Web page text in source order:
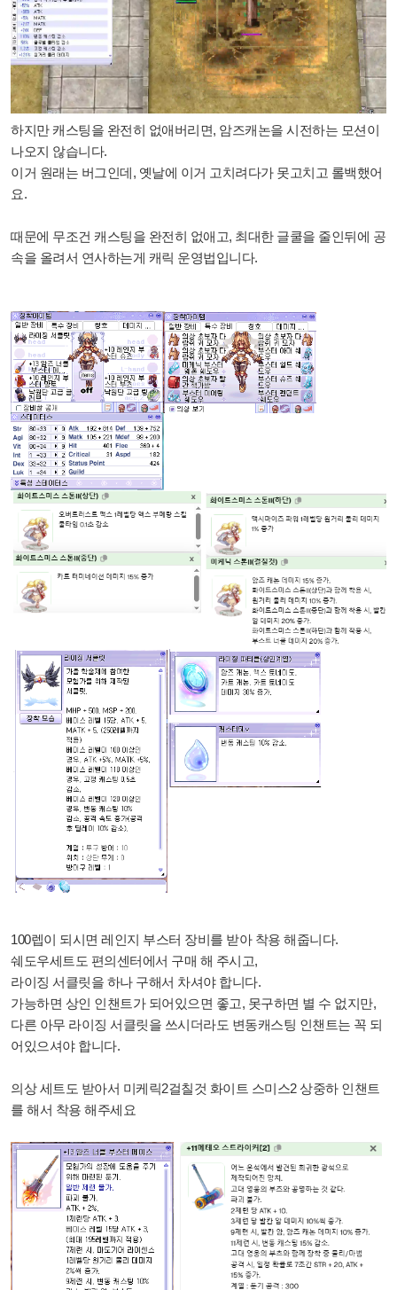
하지만 캐스팅을 완전히 없애버리면, 암즈캐논을 시전하는 모션이
나오지 않습니다.
이거 원래는 버그인데, 옛날에 이거 고치려다가 못고치고 롤백했어
요.
때문에 무조건 캐스팅을 완전히 없애고, 최대한 글쿨을 줄인뒤에 공
속을 올려서 연사하는게 캐릭 운영법입니다.
100렙이 되시면 레인지 부스터 장비를 받아 착용 해줍니다.
쉐도우세트도 편의센터에서 구매 해 주시고,
라이징 서클릿을 하나 구해서 차셔야 합니다.
가능하면 상인 인챈트가 되어있으면 좋고, 못구하면 별 수 없지만,
다른 아무 라이징 서클릿을 쓰시더라도 변동캐스팅 인챈트는 꼭 되
어있으셔야 합니다.
의상 세트도 받아서 미케릭2걸칠것 화이트 스미스2 상중하 인챈트
를 해서 착용 해주세요